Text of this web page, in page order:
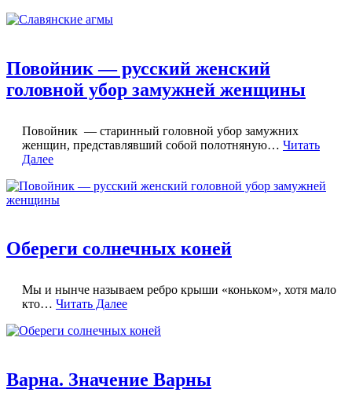
Повойник — русский женский
головной убор замужней женщины
Повойник — старинный головной убор замужних
женщин, представлявший собой полотняную… Читать
Далее
Обереги солнечных коней
Мы и нынче называем ребро крыши «коньком», хотя мало
кто… Читать Далее
Варна. Значение Варны